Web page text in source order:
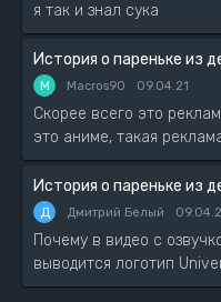
я так и знал сука
M Macros90 09.04.21
Скорее всего это
это аниме, такая
Д Дмитрий Белый
Почему в видео с
выводится логотип